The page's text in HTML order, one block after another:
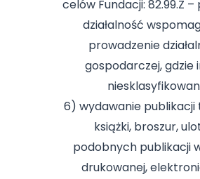
celów Fundacji: 82.99.Z –
działalność
prowadzenie
gospodarczej, gdzie
6) wydawanie publikacji
książki, broszur,
podobnych publikacji
drukowanej,